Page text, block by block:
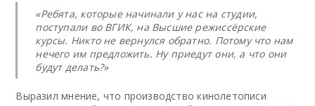
«Ребята, которые начинали у нас на студии,
поступали во ВГИК, на Высшие режиссёрские
курсы. Никто не вернулся обратно. Потому что нам
нечего им предложить. Ну приедут они, а что они
будут делать?»
Выразил мнение, что производство кинолетописи